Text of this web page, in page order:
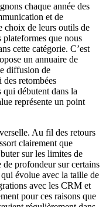
chaque année des
et de
choix de leurs outils de
plateformes que nous
cette catégorie. C’est
un annuaire de
diffusion de
des retombées
qui débutent dans la
représente un point
Au fil des retours
clairement que
sur les limites de
de profondeur sur certains
évolue avec la taille de
avec les CRM et
pour ces raisons que